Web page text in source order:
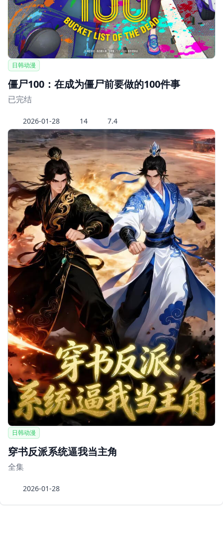
日韩动漫
僵尸100：在成为僵尸前要做的100件事
已完结
2026-01-28 14 7.4
日韩动漫
穿书反派系统逼我当主角
全集
2026-01-28